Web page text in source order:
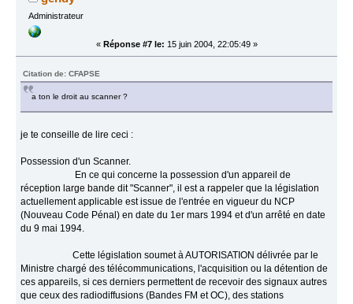
Administrateur
« Réponse #7 le: 15 juin 2004, 22:05:49 »
Citation de: CFAPSE
a ton le droit au scanner ?
je te conseille de lire ceci :
Possession d'un Scanner.
En ce qui concerne la possession d'un appareil de
réception large bande dit "Scanner", il est a rappeler que la législation
actuellement applicable est issue de l'entrée en vigueur du NCP
(Nouveau Code Pénal) en date du 1er mars 1994 et d'un arrêté en date
du 9 mai 1994.
Cette législation soumet à AUTORISATION délivrée par le
Ministre chargé des télécommunications, l'acquisition ou la détention de
ces appareils, si ces derniers permettent de recevoir des signaux autres
que ceux des radiodiffusions (Bandes FM et OC), des stations